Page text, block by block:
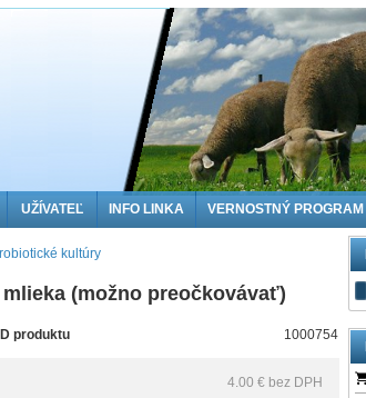
UŽÍVATEĽ INFO LINKA VERNOSTNÝ PROGRAM
kultúry
(možno preočkovávať)
ID produktu 1000754
4.00 € bez DPH